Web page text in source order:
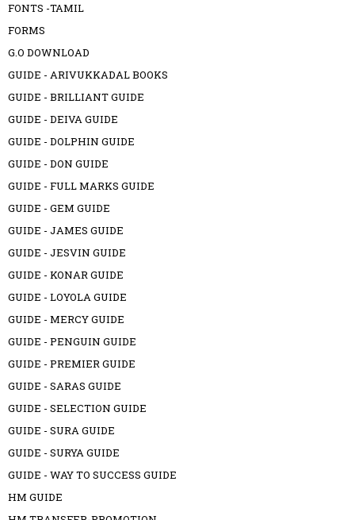
FONTS -TAMIL
FORMS
G.O DOWNLOAD
GUIDE - ARIVUKKADAL BOOKS
GUIDE - BRILLIANT GUIDE
GUIDE - DEIVA GUIDE
GUIDE - DOLPHIN GUIDE
GUIDE - DON GUIDE
GUIDE - FULL MARKS GUIDE
GUIDE - GEM GUIDE
GUIDE - JAMES GUIDE
GUIDE - JESVIN GUIDE
GUIDE - KONAR GUIDE
GUIDE - LOYOLA GUIDE
GUIDE - MERCY GUIDE
GUIDE - PENGUIN GUIDE
GUIDE - PREMIER GUIDE
GUIDE - SARAS GUIDE
GUIDE - SELECTION GUIDE
GUIDE - SURA GUIDE
GUIDE - SURYA GUIDE
GUIDE - WAY TO SUCCESS GUIDE
HM GUIDE